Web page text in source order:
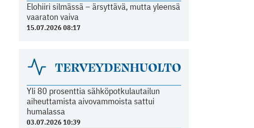
Elohiiri silmässä – ärsyttävä, mutta yleensä
vaaraton vaiva
15.07.2026 08:17
TERVEYDENHUOLTO
Yli 80 prosenttia sähköpotkulautailun
aiheuttamista aivovammoista sattui
humalassa
03.07.2026 10:39